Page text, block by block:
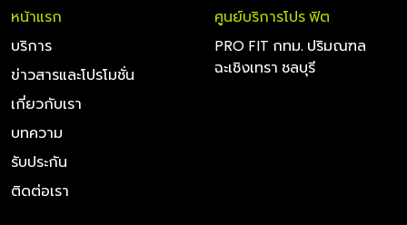
หน้าแรก
บริการ
ข่าวสารและโปรโมชั่น
เกี่ยวกับเรา
บทความ
รับประกัน
ติดต่อเรา
ศูนย์บริการโปร ฟิต
PRO FIT กทม. ปริมณฑล
ฉะเชิงเทรา ชลบุรี